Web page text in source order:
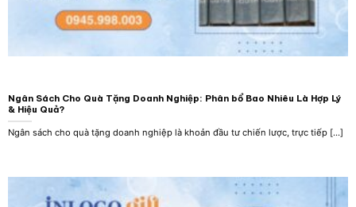
Ngân Sách Cho Quà Tặng Doanh Nghiệp: Phân bổ Bao Nhiêu Là Hợp Lý
& Hiệu Quả?
Ngân sách cho quà tặng doanh nghiệp là khoản đầu tư chiến lược, trực tiếp [...]